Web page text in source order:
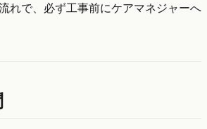
れで、必ず工事前にケアマネジャーへ